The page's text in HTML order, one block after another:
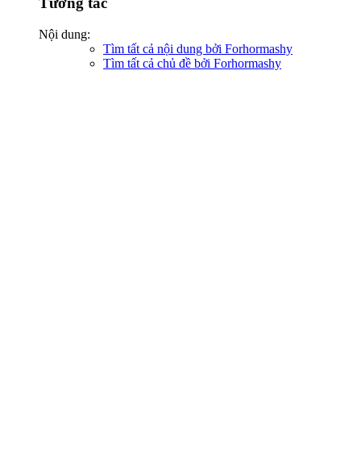
Nội dung:
Tìm tất cả nội dung bởi Forhormashy
Tìm tất cả chủ đề bởi Forhormashy